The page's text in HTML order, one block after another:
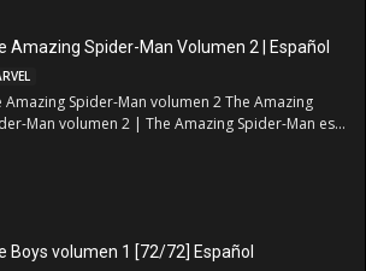
Amazing Spider-Man Volumen 2 | Español
Amazing Spider-Man volumen 2 The Amazing
Man volumen 2 | The Amazing Spider-Man es...
Boys volumen 1 [72/72] Español